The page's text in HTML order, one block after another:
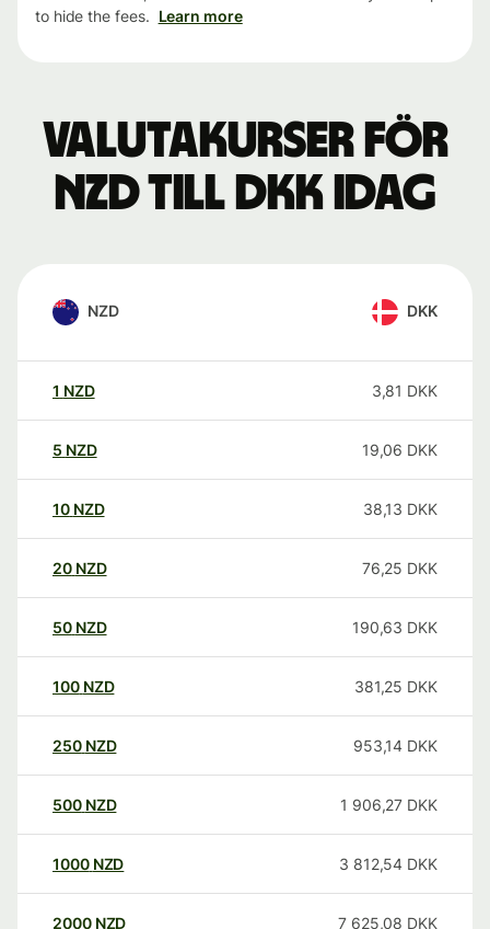
to hide the fees. Learn more
Valutakurser för
NZD till DKK idag
NZD DKK
1 NZD 3,81 DKK
5 NZD 19,06 DKK
10 NZD 38,13 DKK
20 NZD 76,25 DKK
50 NZD 190,63 DKK
100 NZD 381,25 DKK
250 NZD 953,14 DKK
500 NZD 1 906,27 DKK
1000 NZD 3 812,54 DKK
2000 NZD 7 625,08 DKK